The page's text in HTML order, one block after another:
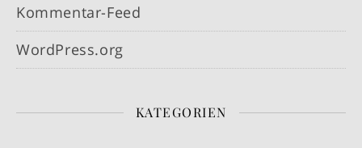
Kommentar-Feed
WordPress.org
KATEGORIEN